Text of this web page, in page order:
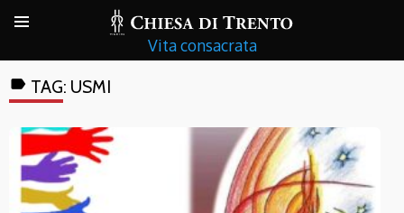
Vita consacrata
label TAG: USMI